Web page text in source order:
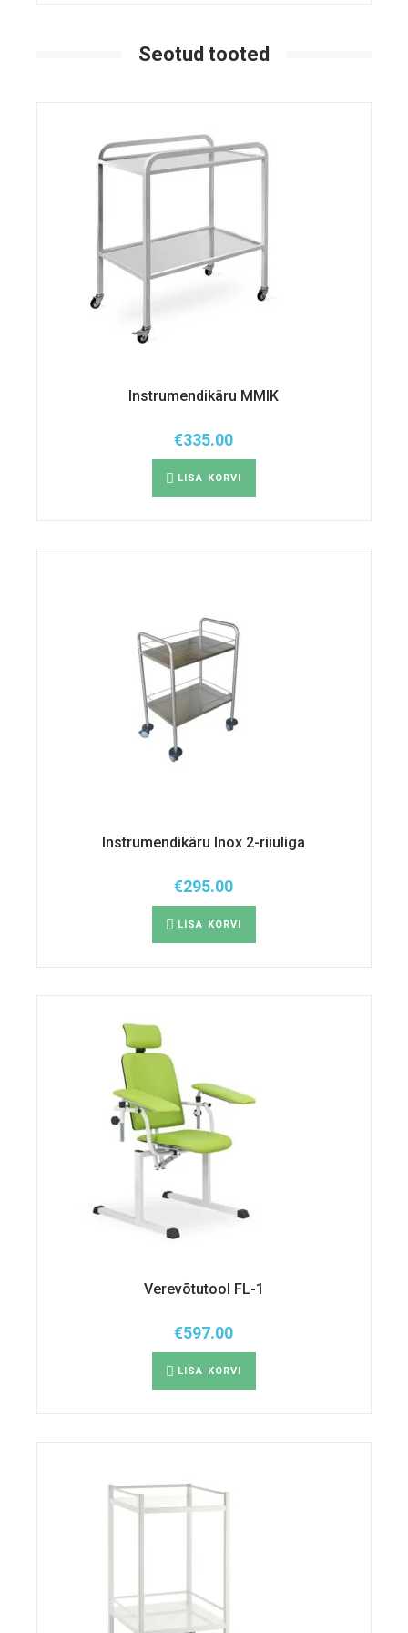
Seotud tooted
Instrumendikäru MMIK
€335.00
LISA KORVI
Instrumendikäru Inox 2-riiuliga
€295.00
LISA KORVI
Verevõtutool FL-1
€597.00
LISA KORVI